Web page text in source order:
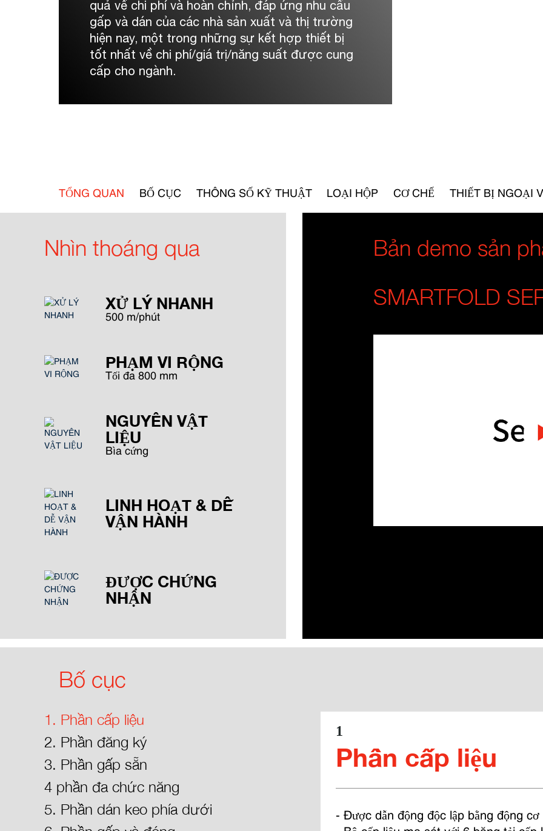
quả về chi phí và hoàn chỉnh, đáp ứng nhu cầu
gấp và dán của các nhà sản xuất và thị trường
hiện nay, một trong những sự kết hợp thiết bị
tốt nhất về chi phí/giá trị/năng suất được cung
cấp cho ngành.
TỔNG QUAN BỐ CỤC THÔNG SỐ KỸ THUẬT LOẠI HỘP CƠ CHẾ THIẾT BỊ NGOẠI
Nhìn thoáng qua
XỬ LÝ NHANH
500 m/phút
PHẠM VI RỘNG
Tối đa 800 mm
NGUYÊN VẬT
LIỆU
Bìa cứng
LINH HOẠT & DỄ
VẬN HÀNH
ĐƯỢC CHỨNG
NHẬN
Bản demo sản
SMARTFOLD
Bố cục
1. Phần cấp liệu
2. Phần đăng ký
3. Phần gấp sẵn
4 phần đa chức năng
5. Phần dán keo phía dưới
1
Phần cấp liệu
- Được dẫn động độc lập bằng động